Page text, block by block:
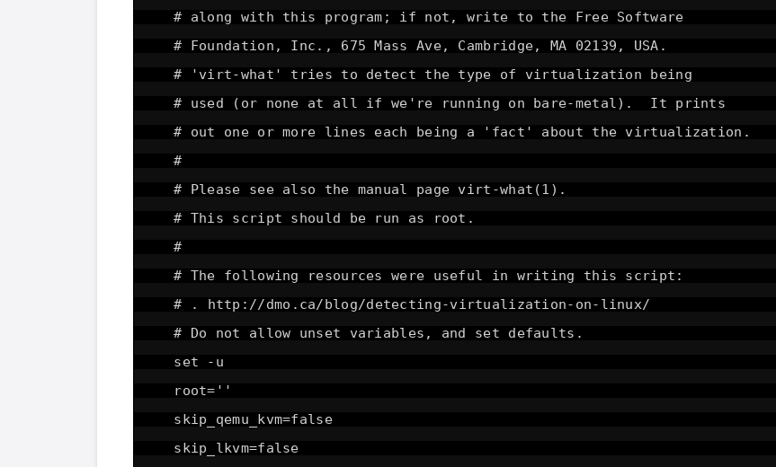
# along with this program; if not, write to the Free Software
# Foundation, Inc., 675 Mass Ave, Cambridge, MA 02139, USA.
# 'virt-what' tries to detect the type of virtualization being
# used (or none at all if we're running on bare-metal). It prints
# out one or more lines each being a 'fact' about the virtualization.
#
# Please see also the manual page virt-what(1).
# This script should be run as root.
#
# The following resources were useful in writing this script:
# .
http://dmo.ca/blog/detecting-virtualization-on-linux/
# Do not allow unset variables, and set defaults.
set -u
root=''
skip_qemu_kvm=false
skip_lkvm=false